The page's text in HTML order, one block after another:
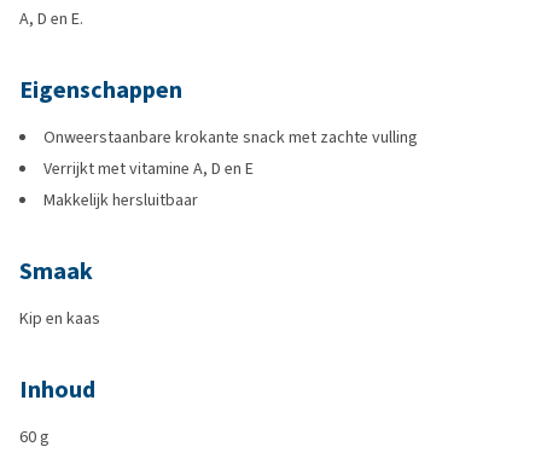
A, D en E.
Eigenschappen
Onweerstaanbare krokante snack met zachte vulling
Verrijkt met vitamine A, D en E
Makkelijk hersluitbaar
Smaak
Kip en kaas
Inhoud
60 g